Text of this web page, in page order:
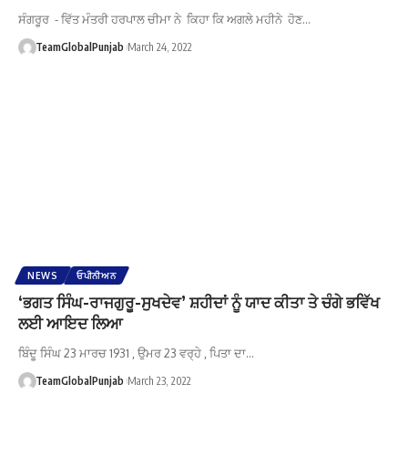
ਸੰਗਰੂਰ - ਵਿੱਤ ਮੰਤਰੀ ਹਰਪਾਲ ਚੀਮਾ ਨੇ ਕਿਹਾ ਕਿ ਅਗਲੇ ਮਹੀਨੇ ਹੋਣ…
TeamGlobalPunjab March 24, 2022
NEWS ਓਪੀਨੀਅਨ
‘ਭਗਤ ਸਿੰਘ-ਰਾਜਗੁਰੂ-ਸੁਖਦੇਵ’ ਸ਼ਹੀਦਾਂ ਨੂੰ ਯਾਦ ਕੀਤਾ ਤੇ ਚੰਗੇ ਭਵਿੱਖ
ਲਈ ਆਇਦ ਲਿਆ
ਬਿੰਦੂ ਸਿੰਘ 23 ਮਾਰਚ 1931 , ਉਮਰ 23 ਵਰ੍ਹੇ , ਪਿਤਾ ਦਾ…
TeamGlobalPunjab March 23, 2022